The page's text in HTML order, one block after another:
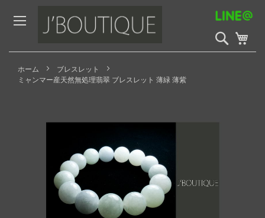
to
Content
検
索
開
ホーム
ブレスレット
ミャンマー産天然無処理翡翠 ブレスレット 薄緑 薄紫